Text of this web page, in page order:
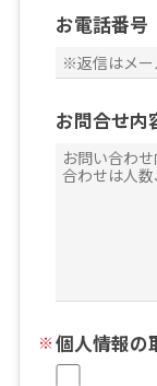
お電話番号
お問合せ内
個人情報の